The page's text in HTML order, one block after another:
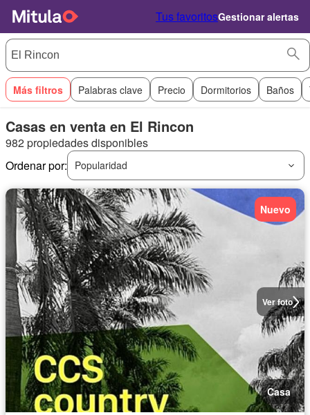
Tus favoritosGestionar alertas
Más filtros Palabras clave Precio Dormitorios Baños
Casas en venta en El Rincon
982 propiedades disponibles
Ordenar por:
Popularidad
Ver foto
Nuevo
Casa